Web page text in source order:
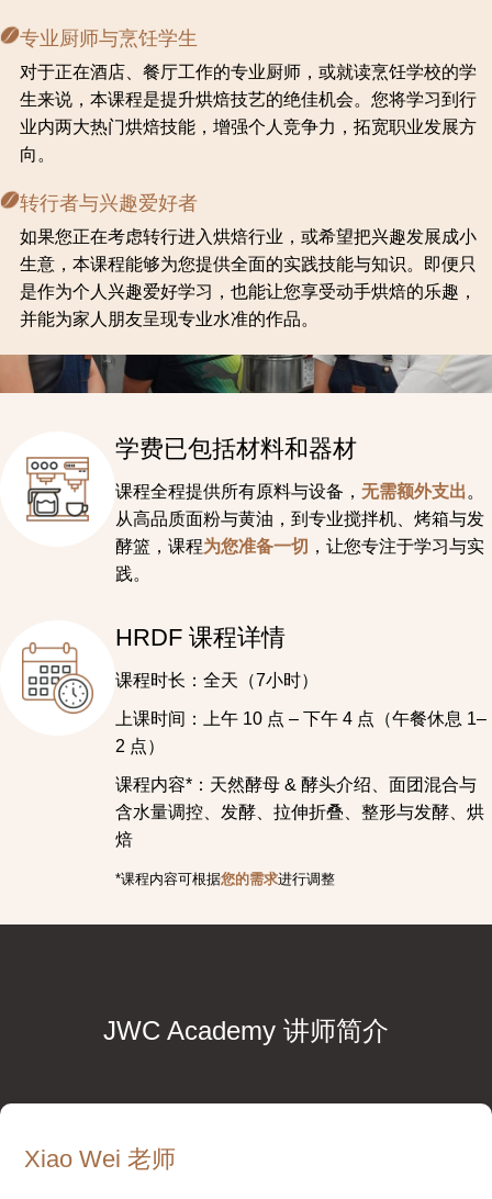
专业厨师与烹饪学生
对于正在酒店、餐厅工作的专业厨师，或就读烹饪学校的学
生来说，本课程是提升烘焙技艺的绝佳机会。您将学习到行
业内两大热门烘焙技能，增强个人竞争力，拓宽职业发展方
向。
转行者与兴趣爱好者
如果您正在考虑转行进入烘焙行业，或希望把兴趣发展成小
生意，本课程能够为您提供全面的实践技能与知识。即便只
是作为个人兴趣爱好学习，也能让您享受动手烘焙的乐趣，
并能为家人朋友呈现专业水准的作品。
学费已包括材料和器材
课程全程提供所有原料与设备， 无需额外支出。
从高品质面粉与黄油，到专业搅拌机、烤箱与发
酵篮，课程为您准备一切 ，让您专注于学习与实
践。
HRDF 课程详情
课程时长：全天（7小时）
上课时间：上午 10 点 – 下午 4 点（午餐休息 1–
2 点）
课程内容*：天然酵母 & 酵头介绍、面团混合与
含水量调控、发酵、拉伸折叠、整形与发酵、烘
焙
*课程内容可根据您的需求进行调整
JWC Academy 讲师简介
Xiao Wei 老师